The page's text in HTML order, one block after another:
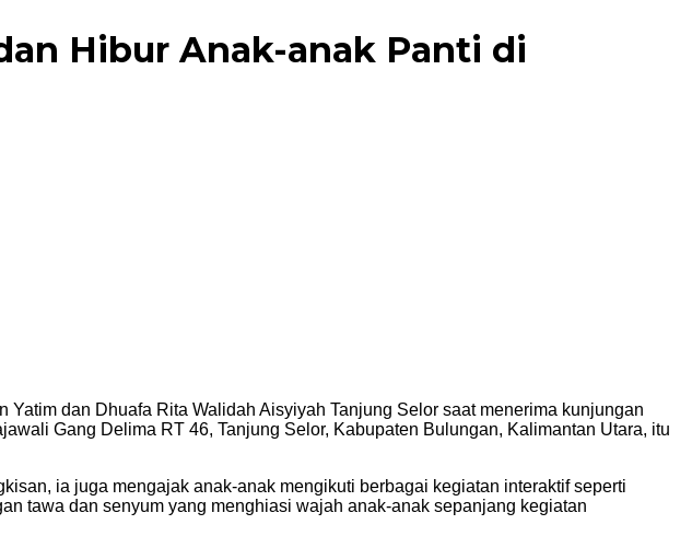
Hibur Anak-anak Panti di
dan Dhuafa Rita Walidah Aisyiyah Tanjung Selor saat menerima kunjungan
Gang Delima RT 46, Tanjung Selor, Kabupaten Bulungan, Kalimantan Utara, itu
ia juga mengajak anak-anak mengikuti berbagai kegiatan interaktif seperti
tawa dan senyum yang menghiasi wajah anak-anak sepanjang kegiatan